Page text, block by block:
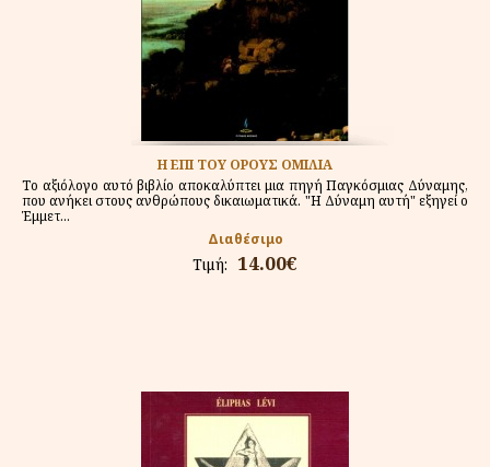
Η ΕΠΙ ΤΟΥ ΟΡΟΥΣ ΟΜΙΛΙΑ
Το αξιόλογο αυτό βιβλίο αποκαλύπτει μια πηγή Παγκόσμιας Δύναμης,
που ανήκει στους ανθρώπους δικαιωματικά. "Η Δύναμη αυτή" εξηγεί ο
Έμμετ...
Διαθέσιμο
Τιμή: 14.00€